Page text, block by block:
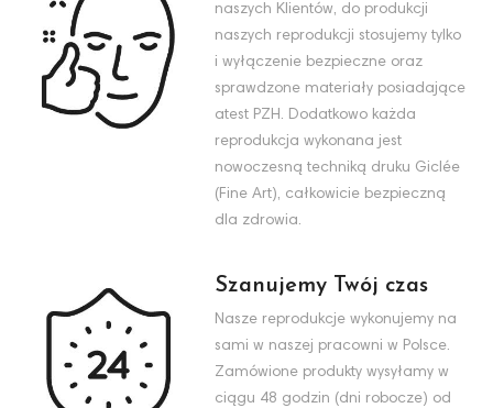
naszych Klientów, do produkcji
naszych reprodukcji stosujemy tylko
i wyłączenie bezpieczne oraz
sprawdzone materiały posiadające
atest PZH. Dodatkowo każda
reprodukcja wykonana jest
nowoczesną techniką druku Giclée
(Fine Art), całkowicie bezpieczną
dla zdrowia.
Szanujemy Twój czas
Nasze reprodukcje wykonujemy na
sami w naszej pracowni w Polsce.
Zamówione produkty wysyłamy w
ciągu 48 godzin (dni robocze) od